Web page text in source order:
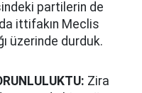
partilerin de
ittifakın Meclis
üzerinde durduk.
Zira